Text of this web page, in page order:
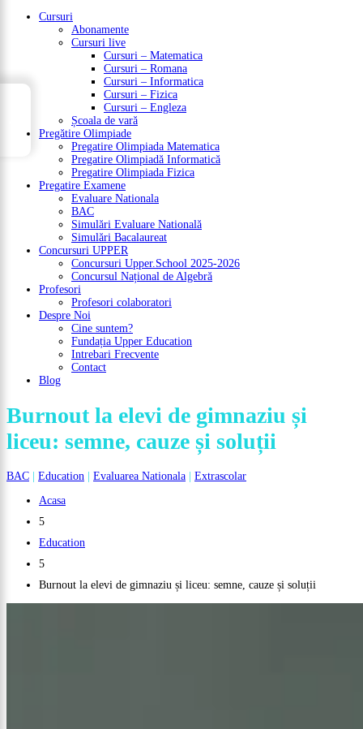
Cursuri
Abonamente
Cursuri live
Cursuri – Matematica
Cursuri – Romana
Cursuri – Informatica
Cursuri – Fizica
Cursuri – Engleza
Școala de vară
Pregătire Olimpiade
Pregatire Olimpiada Matematica
Pregatire Olimpiadă Informatică
Pregatire Olimpiada Fizica
Pregatire Examene
Evaluare Nationala
BAC
Simulări Evaluare Natională
Simulări Bacalaureat
Concursuri UPPER
Concursuri Upper.School 2025-2026
Concursul Național de Algebră
Profesori
Profesori colaboratori
Despre Noi
Cine suntem?
Fundația Upper Education
Intrebari Frecvente
Contact
Blog
Burnout la elevi de gimnaziu și
liceu: semne, cauze și soluții
BAC | Education | Evaluarea Nationala | Extrascolar
Acasa
5
Education
5
Burnout la elevi de gimnaziu și liceu: semne, cauze și soluții